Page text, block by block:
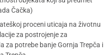
Čačka)
proceni uticaja na životnu
za postrojenje za
za potrebe banje Gornja Trepča i